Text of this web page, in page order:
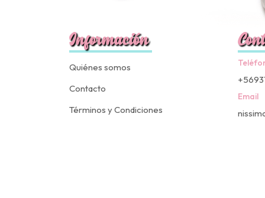
Información
Quiénes somos
Contacto
Términos y Condiciones
Email